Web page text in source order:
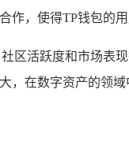
作，使得TP钱包的
区活跃度和市场表
在数字资产的领域